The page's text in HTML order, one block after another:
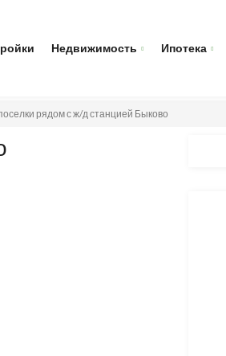
Недвижимость Ипотека
рядом с ж/д станцией Быково